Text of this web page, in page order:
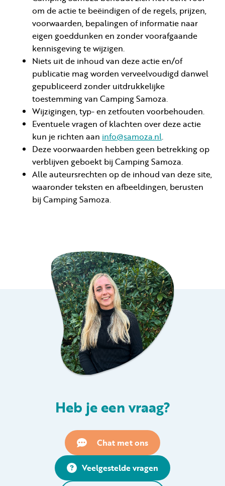
om de actie te beëindigen of de regels, prijzen,
voorwaarden, bepalingen of informatie naar
eigen goeddunken en zonder voorafgaande
kennisgeving te wijzigen.
Niets uit de inhoud van deze actie en/of
publicatie mag worden verveelvoudigd danwel
gepubliceerd zonder uitdrukkelijke
toestemming van Camping Samoza.
Wijzigingen, typ- en zetfouten voorbehouden.
Eventuele vragen of klachten over deze actie
kun je richten aan info@samoza.nl.
Deze voorwaarden hebben geen betrekking op
verblijven geboekt bij Camping Samoza.
Alle auteursrechten op de inhoud van deze site,
waaronder teksten en afbeeldingen, berusten
bij Camping Samoza.
Heb je een vraag?
Chat met ons
Veelgestelde vragen